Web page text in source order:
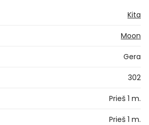
Kita
Moon
Gera
302
Prieš 1 m.
Prieš 1 m.